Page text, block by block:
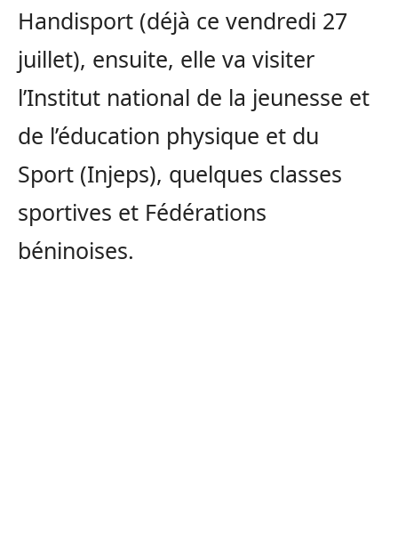
Handisport (déjà ce vendredi 27
juillet), ensuite, elle va visiter
l’Institut national de la jeunesse et
de l’éducation physique et du
Sport (Injeps), quelques classes
sportives et Fédérations
béninoises.